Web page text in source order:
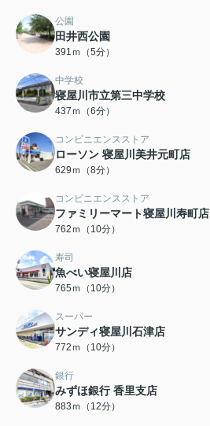
公園
田井西公園
391ｍ（5分）
中学校
寝屋川市立第三中学校
437ｍ（6分）
コンビニエンスストア
ローソン 寝屋川美井元町店
629ｍ（8分）
コンビニエンスストア
ファミリーマート寝屋川寿町店
762ｍ（10分）
寿司
魚べい寝屋川店
765ｍ（10分）
スーパー
サンディ寝屋川石津店
772ｍ（10分）
銀行
みずほ銀行 香里支店
883ｍ（12分）